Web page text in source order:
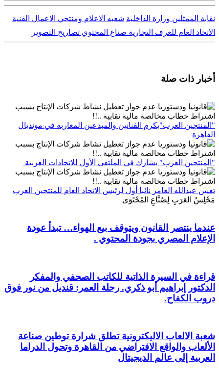
نقابة الممثلين وزارة الداخلية شعبه الاعلام ومنتجي الاعمال الفنية
الاتحاد العام للغرف التجارية صناع المحتوي تصاريح التصوير
أخبار ذات صلة
"المنتجين العرب"يكرم الفنانين والمبدعين المغاربه في مونديال
القاهرة
"المنتجين العرب" يشارك في الملتقى الأول للاتحادات العربية
تعيين عبدالله العامر نائبا أول لرئيس الاتحاد العام للمنتجين العرب
مَجْلِسُ العَرَبِ لِصُنَّاعِ المُحْتَوَى
عندما ينتصر القانون ويتوقف بيع الهواء… تبدأ عودة
الإعلام المصري بجودة المحتوي .
قراءة في السيرة الذاتية للكاتب الصحفي والمفكر
الدكتور إبراهيم أبو ذكري. رحلة العمر: قنديل من نور فوق
دروب الكفاح.
شعبة الالعاب الاليكترونية تطلق شرارة توطين صناعة
الألعاب والواقع الافتراضي من القاهرة وتحول الدراما
العربية إلى عالم الديجيتال